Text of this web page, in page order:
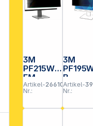
3M
PF215W9
EM
Blickschu
tzfilter
COMPLY
Magnetic
Artikel-
Nr.:
266102
3M
B
tzfilter f.
Monitor
Artikel-
Nr.: